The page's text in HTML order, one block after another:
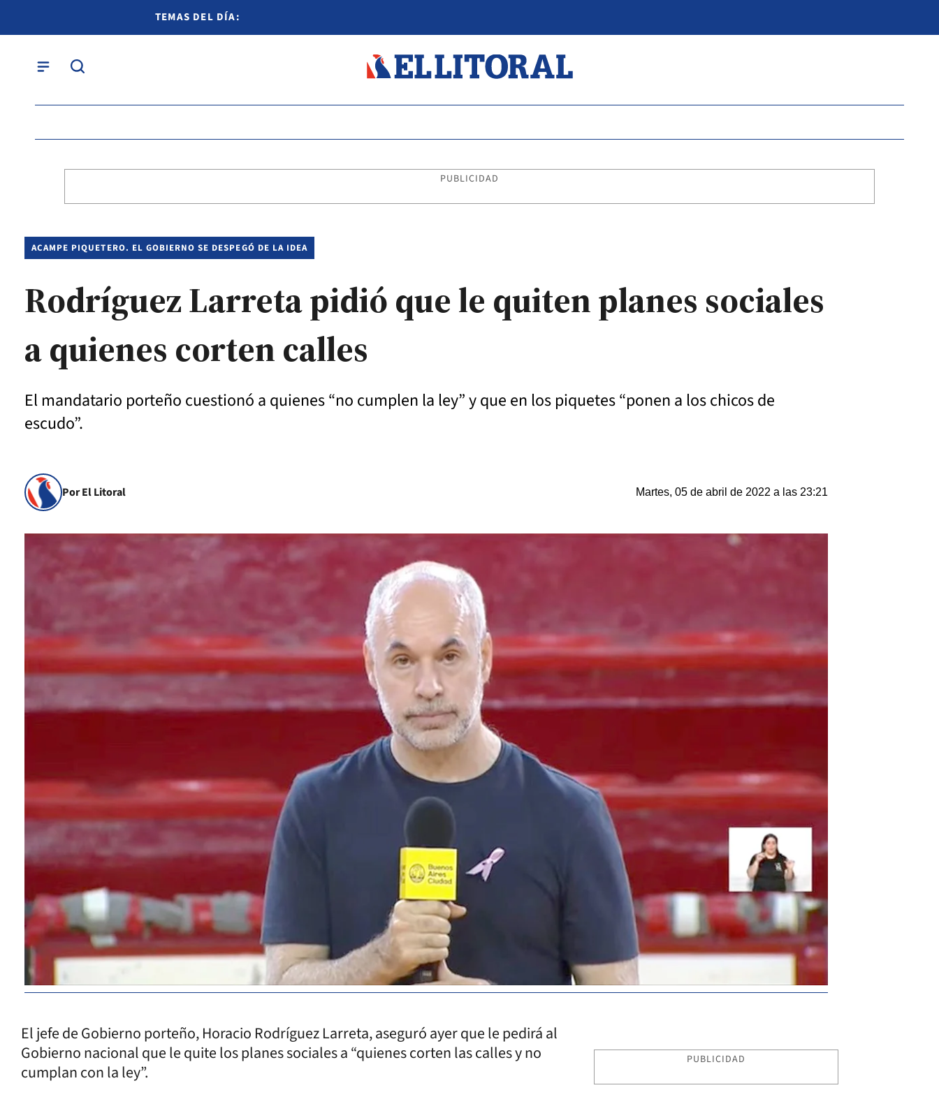
TEMAS DEL DÍA:
PUBLICIDAD
ACAMPE PIQUETERO. EL GOBIERNO SE DESPEGÓ DE LA IDEA
Rodríguez Larreta pidió que le quiten planes sociales
a quienes corten calles
El mandatario porteño cuestionó a quienes “no cumplen la ley” y que en los piquetes “ponen a los chicos de
escudo”.
Por El Litoral Martes, 05 de abril de 2022 a las 23:21
El jefe de Gobierno porteño, Horacio Rodríguez Larreta, aseguró ayer que le pedirá al
Gobierno nacional que le quite los planes sociales a “quienes corten las calles y no
cumplan con la ley”.
PUBLICIDAD